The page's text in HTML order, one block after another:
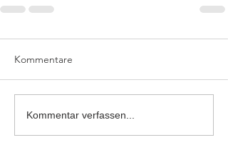
Kommentare
Kommentar verfassen...